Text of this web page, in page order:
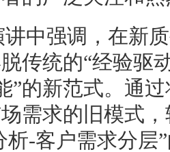
讲中强调，在新
传统的“经验驱
”的新范式。通
需求的旧模式
析-客户需求分层